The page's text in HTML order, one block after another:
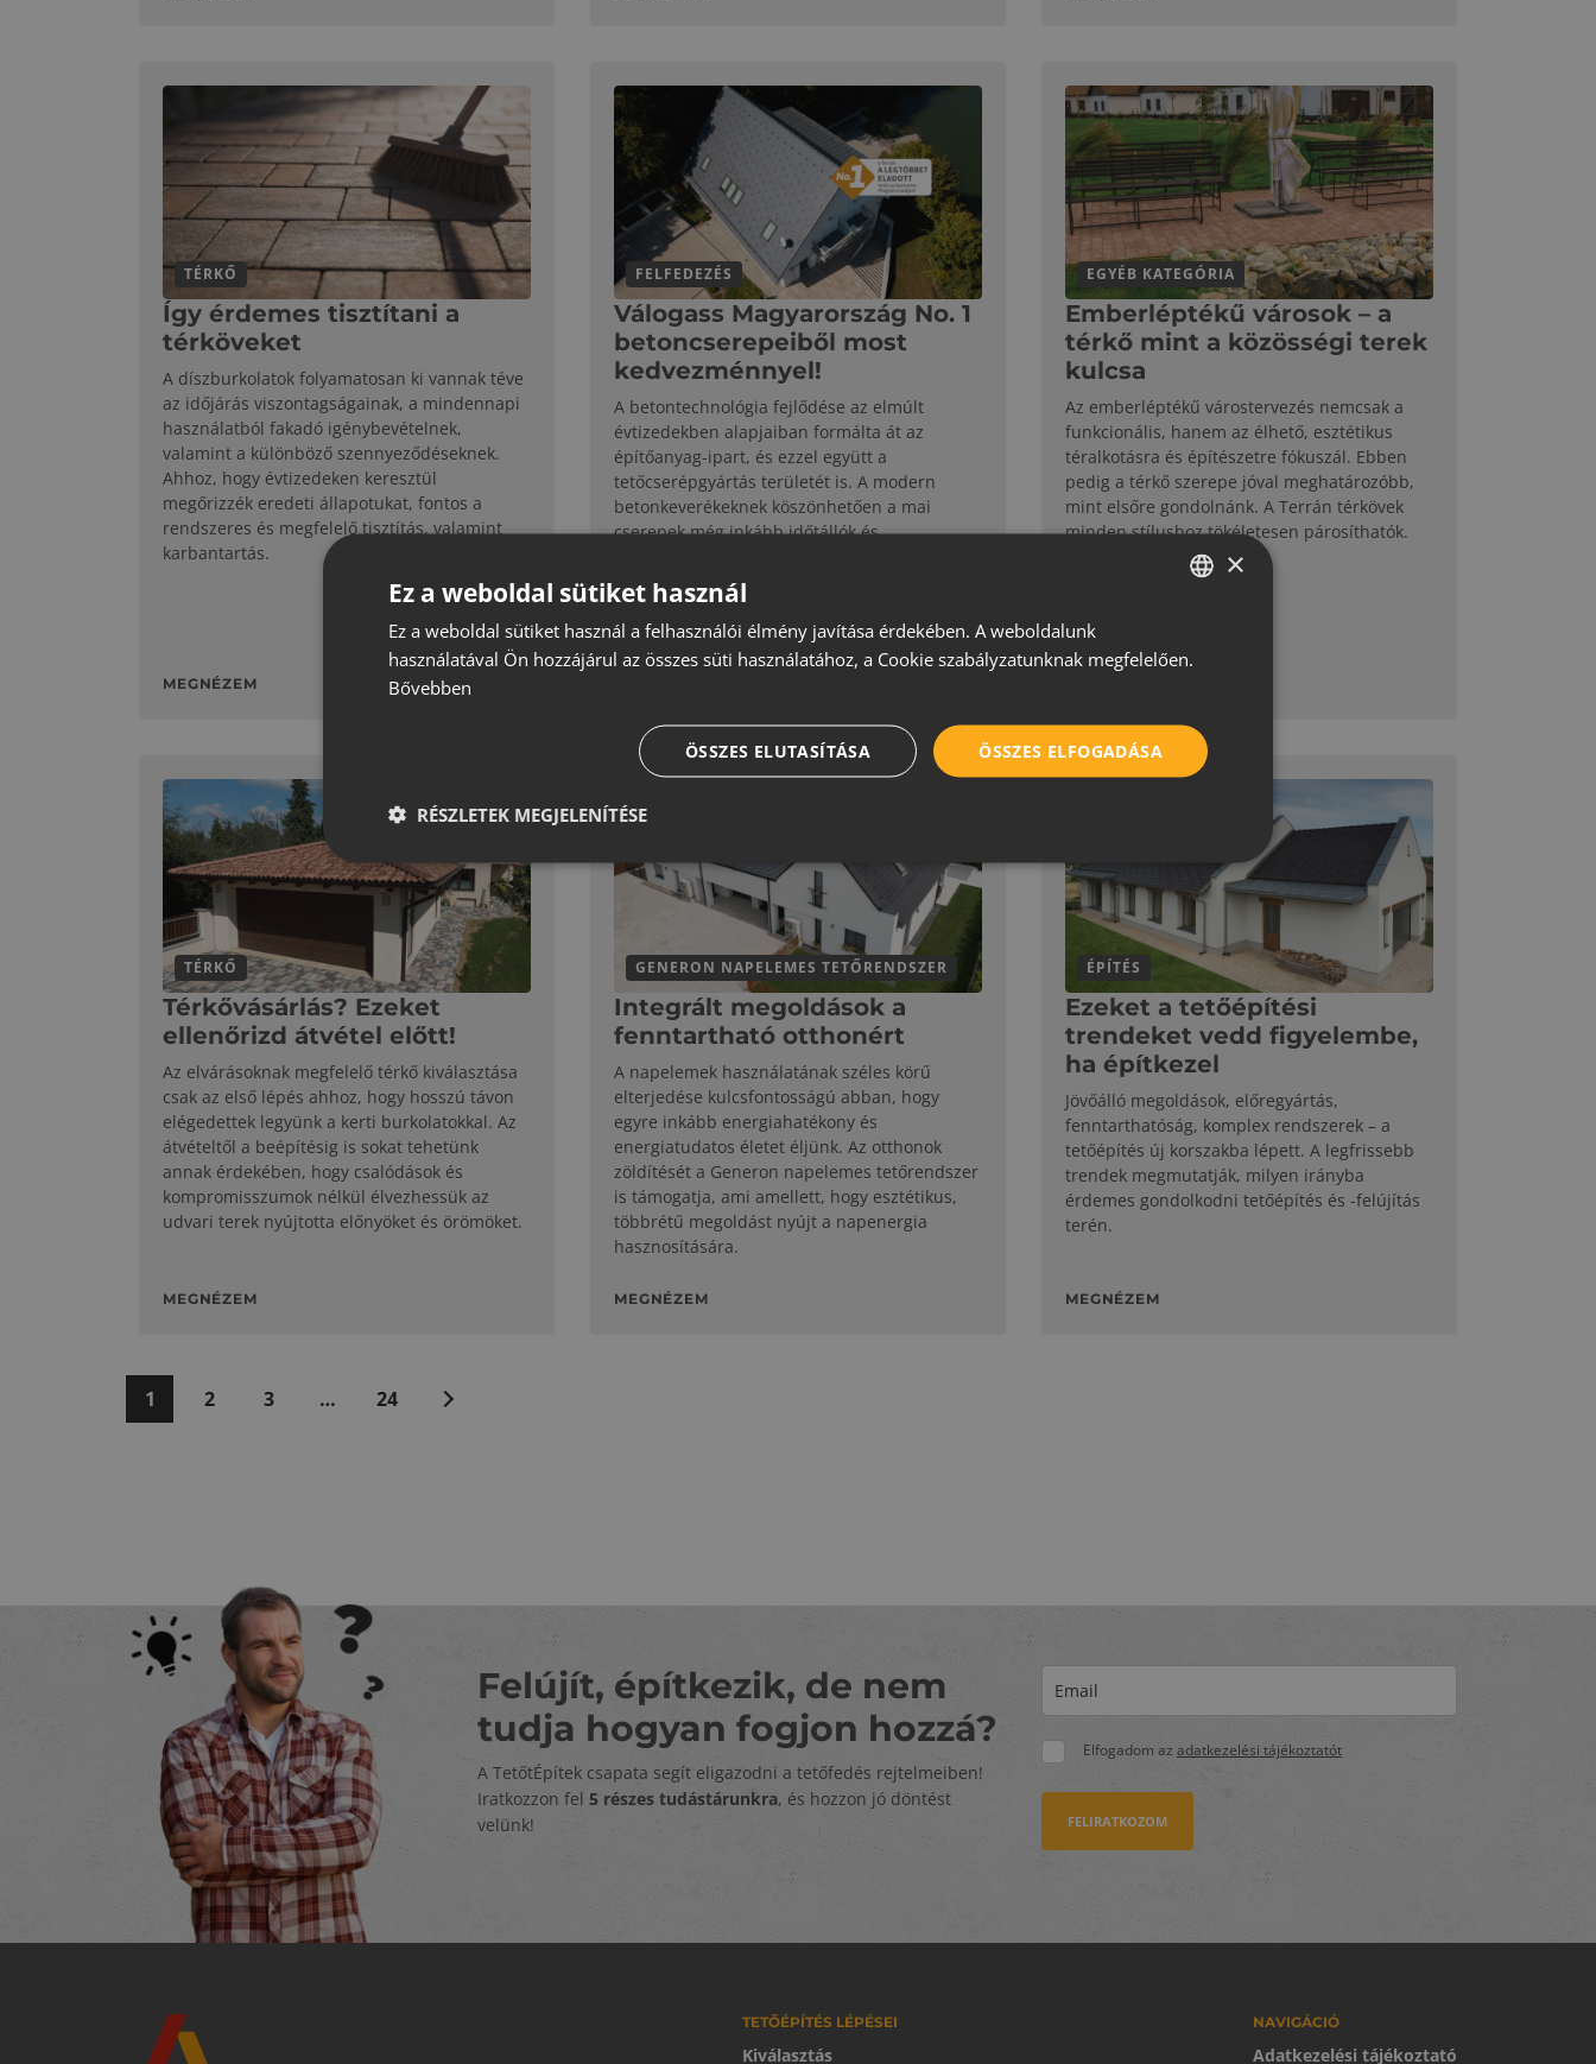
TÉRKŐ
Így érdemes tisztítani a
térköveket
A díszburkolatok folyamatosan ki vannak téve
az időjárás viszontagságainak, a mindennapi
használatból fakadó igénybevételnek,
valamint a különböző szennyeződéseknek.
Ahhoz, hogy évtizedeken keresztül
megőrizzék eredeti állapotukat, fontos a
rendszeres és megfelelő tisztítás, valamint
karbantartás.
MEGNÉZEM
FELFEDEZÉS
Válogass Magyarország No. 1
betoncserepeiből most
kedvezménnyel!
A betontechnológia fejlődése az elmúlt
évtizedekben alapjaiban formálta át az
építőanyag-ipart, és ezzel együtt a
tetőcserépgyártás területét is. A modern
betonkeverékeknek köszönhetően a mai
cserepek még inkább időtállók és
Max Gesztenyebarna Elegant és Carbon
Resistor, valamint a Rundo Tégla Elegant
modellek most akciós áron érhetők el.
EGYÉB KATEGÓRIA
Emberléptékű városok – a
térkő mint a közösségi terek
kulcsa
Az emberléptékű várostervezés nemcsak a
funkcionális, hanem az élhető, esztétikus
téralkotásra és építészetre fókuszál. Ebben
pedig a térkő szerepe jóval meghatározóbb,
mint elsőre gondolnánk. A Terrán térkövek
minden stílushoz tökéletesen párosíthatók.
TÉRKŐ
Térkővásárlás? Ezeket
ellenőrizd átvétel előtt!
Az elvárásoknak megfelelő térkő kiválasztása
csak az első lépés ahhoz, hogy hosszú távon
elégedettek legyünk a kerti burkolatokkal. Az
átvételtől a beépítésig is sokat tehetünk
annak érdekében, hogy csalódások és
kompromisszumok nélkül élvezhessük az
udvari terek nyújtotta előnyöket és örömöket.
MEGNÉZEM
GENERON NAPELEMES TETŐRENDSZER
Integrált megoldások a
fenntartható otthonért
A napelemek használatának széles körű
elterjedése kulcsfontosságú abban, hogy
egyre inkább energiahatékony és
energiatudatos életet éljünk. Az otthonok
zöldítését a Generon napelemes tetőrendszer
is támogatja, ami amellett, hogy esztétikus,
többrétű megoldást nyújt a napenergia
hasznosítására.
MEGNÉZEM
ÉPÍTÉS
Ezeket a tetőépítési
trendeket vedd figyelembe,
ha építkezel
Jövőálló megoldások, előregyártás,
fenntarthatóság, komplex rendszerek – a
tetőépítés új korszakba lépett. A legfrissebb
trendek megmutatják, milyen irányba
érdemes gondolkodni tetőépítés és -felújítás
terén.
MEGNÉZEM
1 2 3 … 24
Következő
Felújít, építkezik, de nem
tudja hogyan fogjon hozzá?
A TetőtÉpítek csapata segít eligazodni a tetőfedés rejtelmeiben!
Iratkozzon fel 5 részes tudástárunkra, és hozzon jó döntést
velünk!
Elfogadom az adatkezelési tájékoztatót
FELIRATKOZOM
TETŐÉPÍTÉS LÉPÉSEI
Kiválasztás
NAVIGÁCIÓ
Adatkezelési tájékoztató
CROATIAN
SERBIAN
×
Ez a weboldal sütiket használ
Ez a weboldal sütiket használ a felhasználói élmény javítása érdekében. A weboldalunk
használatával Ön hozzájárul az összes süti használatához, a Cookie szabályzatunknak megfelelően.
Bővebben
ÖSSZES ELFOGADÁSA
ÖSSZES ELUTASÍTÁSA
RÉSZLETEK MEGJELENÍTÉSE